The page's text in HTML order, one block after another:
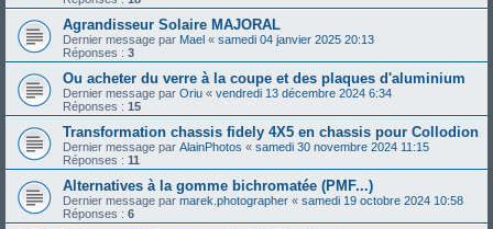
Agrandisseur Solaire MAJORAL
Dernier message par Mael « samedi 04 janvier 2025 20:13
Réponses : 3
Ou acheter du verre à la coupe et des plaques d'aluminium
Dernier message par Oriu « vendredi 13 décembre 2024 6:34
Réponses : 15
Transformation chassis fidely 4X5 en chassis pour Collodion
Dernier message par AlainPhotos « samedi 30 novembre 2024 11:15
Réponses : 11
Alternatives à la gomme bichromatée (PMF...)
Dernier message par marek.photographer « samedi 19 octobre 2024 10:58
Réponses : 6